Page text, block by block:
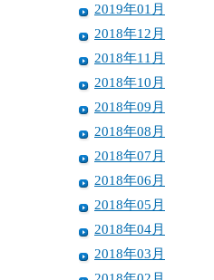
2019年01月
2018年12月
2018年11月
2018年10月
2018年09月
2018年08月
2018年07月
2018年06月
2018年05月
2018年04月
2018年03月